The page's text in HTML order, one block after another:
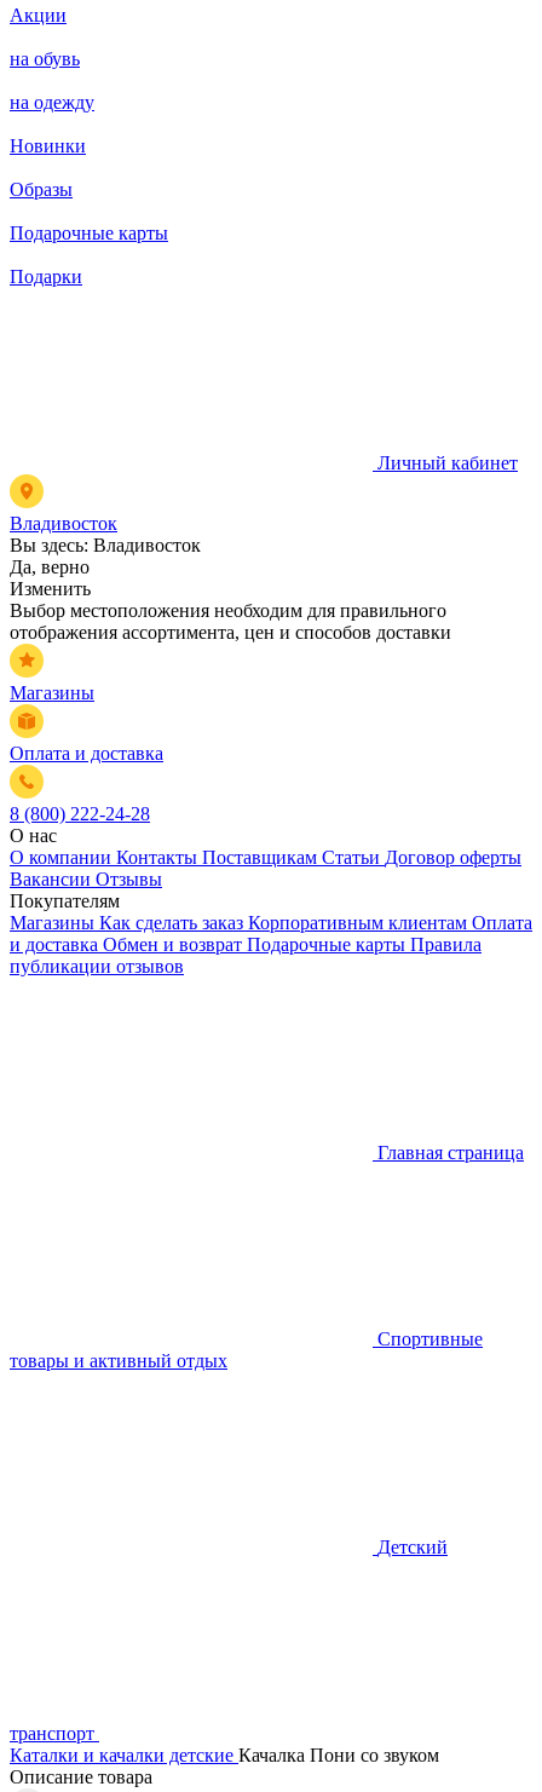
Акции
на обувь
на одежду
Новинки
Образы
Подарочные карты
Подарки
Личный кабинет
Владивосток
Вы здесь: Владивосток
Да, верно
Изменить
Выбор местоположения необходим для правильного
отображения ассортимента, цен и способов доставки
Магазины
Оплата и доставка
8 (800) 222-24-28
О нас
О компании Контакты Поставщикам Статьи Договор оферты
Вакансии Отзывы
Покупателям
Магазины Как сделать заказ Корпоративным клиентам Оплата
и доставка Обмен и возврат Подарочные карты Правила
публикации отзывов
Главная страница
Спортивные
товары и активный отдых
Детский
транспорт
Каталки и качалки детские Качалка Пони со звуком
Описание товара